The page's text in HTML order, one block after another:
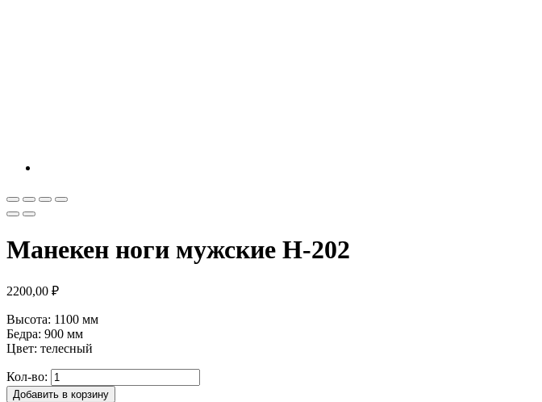
Манекен ноги мужские Н-202
2200,00 ₽
Высота: 1100 мм
Бедра: 900 мм
Цвет: телесный
Кол-во:
Добавить в корзину